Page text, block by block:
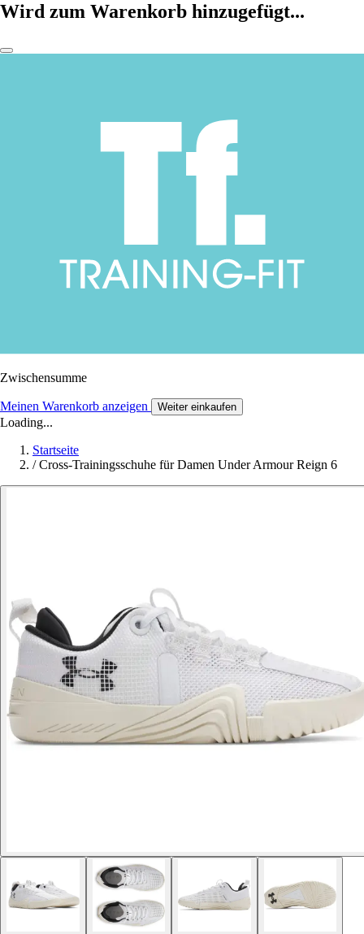
Wird zum Warenkorb hinzugefügt...
Zwischensumme
Meinen Warenkorb anzeigen Weiter einkaufen
Loading...
Startseite
/ Cross-Trainingsschuhe für Damen Under Armour Reign 6